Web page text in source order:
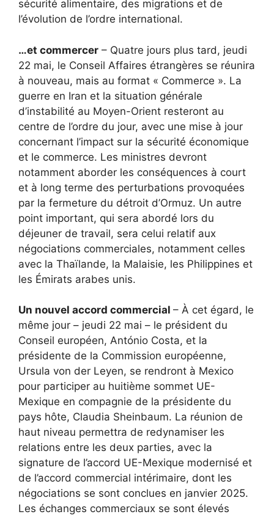
sécurité alimentaire, des migrations et de
l’évolution de l’ordre international.
…et commercer – Quatre jours plus tard, jeudi
22 mai, le Conseil Affaires étrangères se réunira
à nouveau, mais au format « Commerce ». La
guerre en Iran et la situation générale
d’instabilité au Moyen-Orient resteront au
centre de l’ordre du jour, avec une mise à jour
concernant l’impact sur la sécurité économique
et le commerce. Les ministres devront
notamment aborder les conséquences à court
et à long terme des perturbations provoquées
par la fermeture du détroit d’Ormuz. Un autre
point important, qui sera abordé lors du
déjeuner de travail, sera celui relatif aux
négociations commerciales, notamment celles
avec la Thaïlande, la Malaisie, les Philippines et
les Émirats arabes unis.
Un nouvel accord commercial – À cet égard, le
même jour – jeudi 22 mai – le président du
Conseil européen, António Costa, et la
présidente de la Commission européenne,
Ursula von der Leyen, se rendront à Mexico
pour participer au huitième sommet UE-
Mexique en compagnie de la présidente du
pays hôte, Claudia Sheinbaum. La réunion de
haut niveau permettra de redynamiser les
relations entre les deux parties, avec la
signature de l’accord UE-Mexique modernisé et
de l’accord commercial intérimaire, dont les
négociations se sont conclues en janvier 2025.
Les échanges commerciaux se sont élevés